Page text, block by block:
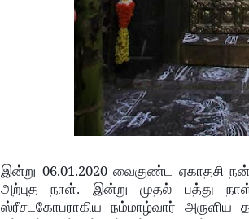
இன்று 06.01.2020வைகுண்ட ஏகாதசி
அற்புத நாள். இன்று முதல் பத்து
ஸ்ரீசடகோபராகிய நம்மாழ்வார் அருளிய